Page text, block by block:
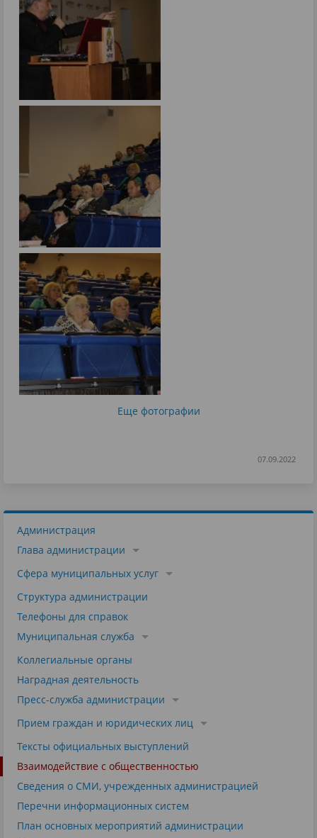
Еще фотографии
07.09.2022
Администрация
Глава администрации
Сфера муниципальных услуг
Структура администрации
Телефоны для справок
Муниципальная служба
Коллегиальные органы
Наградная деятельность
Пресс-служба администрации
Прием граждан и юридических лиц
Тексты официальных выступлений
Взаимодействие с общественностью
Сведения о СМИ, учрежденных администрацией
Перечни информационных систем
План основных мероприятий администрации